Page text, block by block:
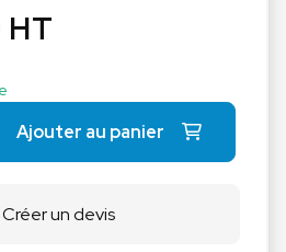
HT
Ajouter au panier
Créer un devis